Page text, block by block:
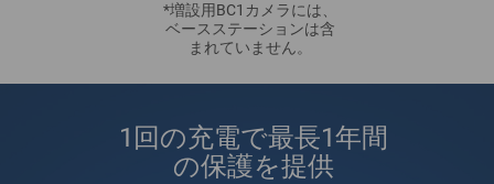
*増設用BC1カメラには、
ベースステーションは含
まれていません。
1回の充電で最長1年間
の保護を提供